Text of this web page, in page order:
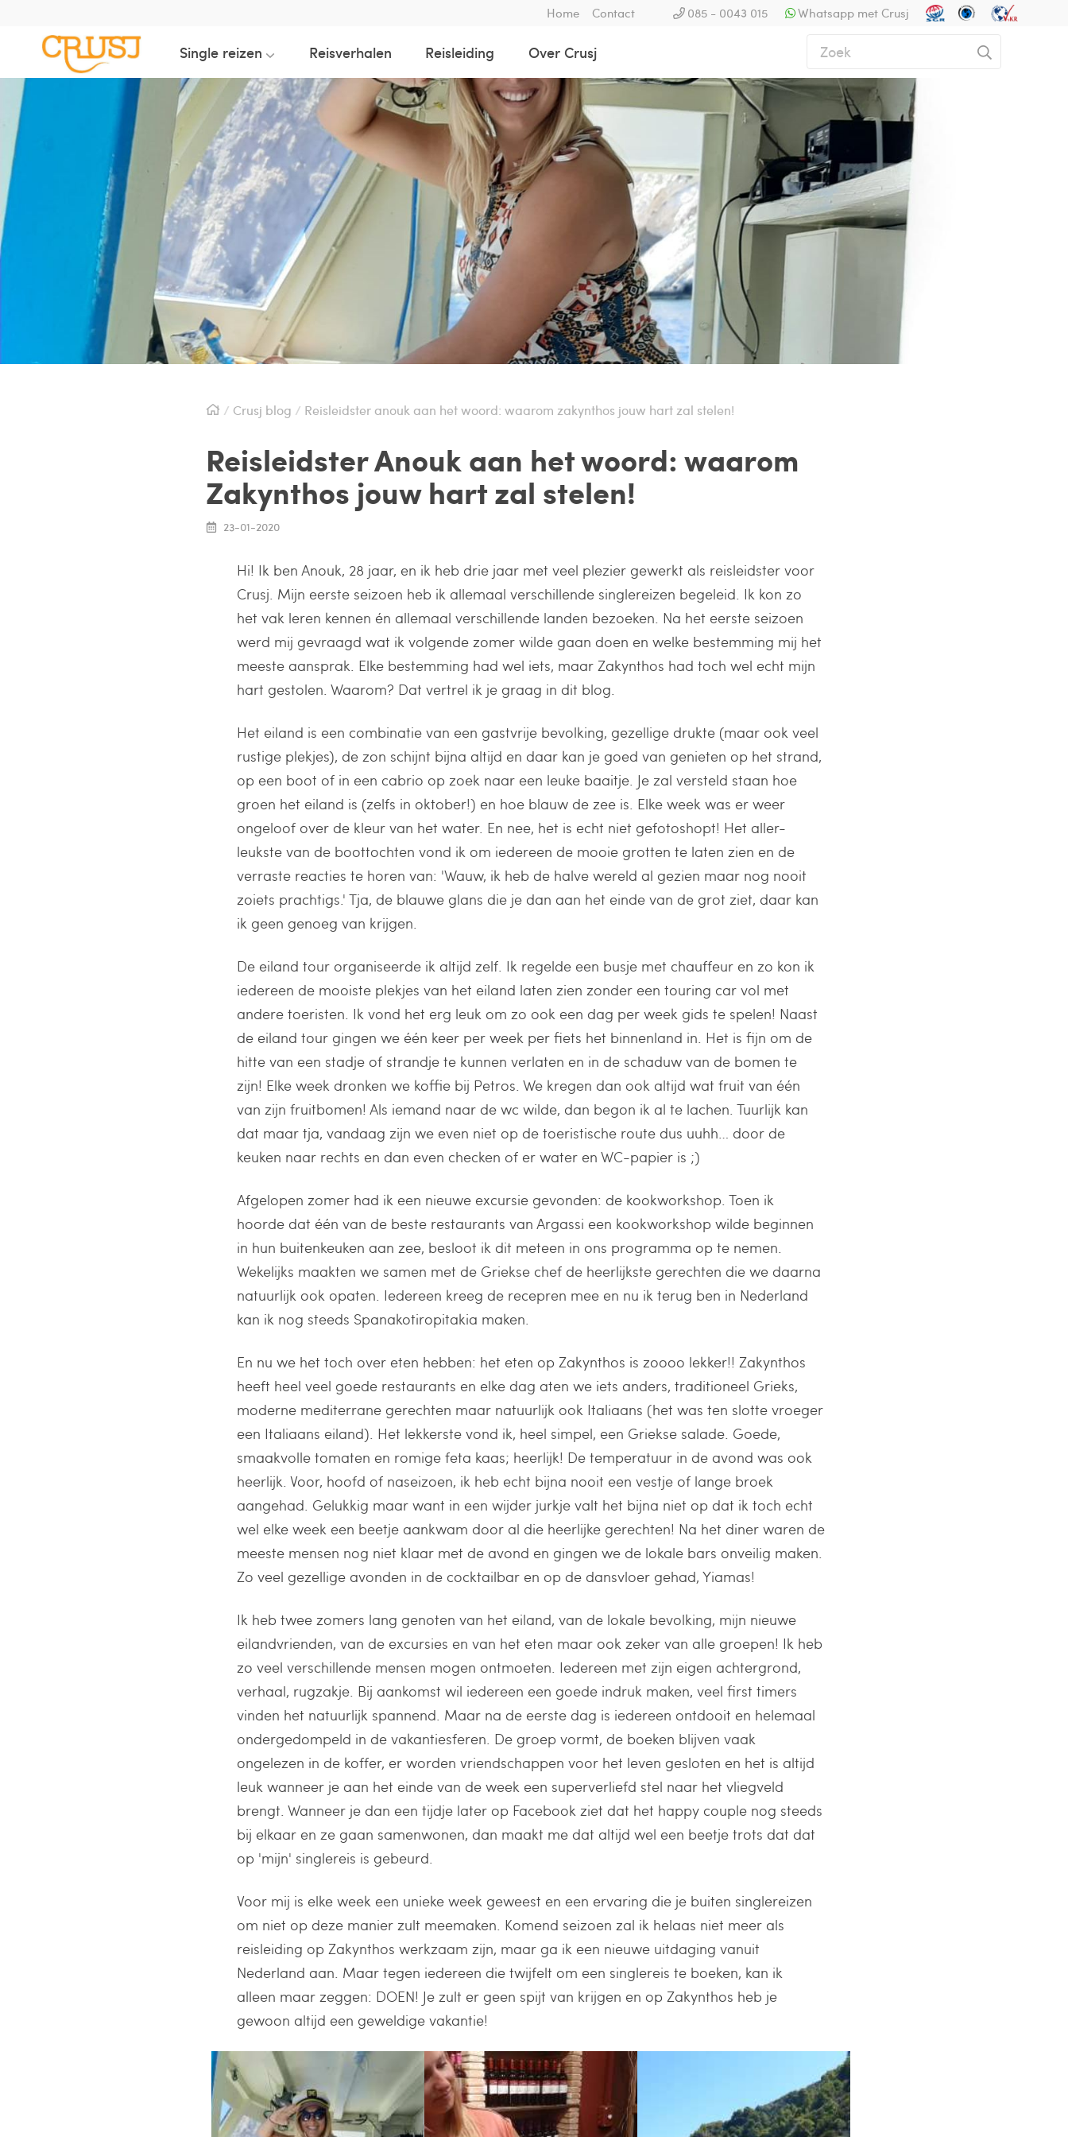
Home Contact 085 - 0043 015 Whatsapp met Crusj
Single reizen Reisverhalen Reisleiding Over Crusj
Crusj blog Reisleidster anouk aan het woord: waarom zakynthos jouw hart zal stelen!
Reisleidster Anouk aan het woord: waarom
Zakynthos jouw hart zal stelen!
23-01-2020
Hi! Ik ben Anouk, 28 jaar, en ik heb drie jaar met veel plezier gewerkt als reisleidster voor
Crusj. Mijn eerste seizoen heb ik allemaal verschillende singlereizen begeleid. Ik kon zo
het vak leren kennen én allemaal verschillende landen bezoeken. Na het eerste seizoen
werd mij gevraagd wat ik volgende zomer wilde gaan doen en welke bestemming mij het
meeste aansprak. Elke bestemming had wel iets, maar Zakynthos had toch wel echt mijn
hart gestolen. Waarom? Dat vertrel ik je graag in dit blog.
Het eiland is een combinatie van een gastvrije bevolking, gezellige drukte (maar ook veel
rustige plekjes), de zon schijnt bijna altijd en daar kan je goed van genieten op het strand,
op een boot of in een cabrio op zoek naar een leuke baaitje. Je zal versteld staan hoe
groen het eiland is (zelfs in oktober!) en hoe blauw de zee is. Elke week was er weer
ongeloof over de kleur van het water. En nee, het is echt niet gefotoshopt! Het aller-
leukste van de boottochten vond ik om iedereen de mooie grotten te laten zien en de
verraste reacties te horen van: 'Wauw, ik heb de halve wereld al gezien maar nog nooit
zoiets prachtigs.' Tja, de blauwe glans die je dan aan het einde van de grot ziet, daar kan
ik geen genoeg van krijgen.
De eiland tour organiseerde ik altijd zelf. Ik regelde een busje met chauffeur en zo kon ik
iedereen de mooiste plekjes van het eiland laten zien zonder een touring car vol met
andere toeristen. Ik vond het erg leuk om zo ook een dag per week gids te spelen! Naast
de eiland tour gingen we één keer per week per fiets het binnenland in. Het is fijn om de
hitte van een stadje of strandje te kunnen verlaten en in de schaduw van de bomen te
zijn! Elke week dronken we koffie bij Petros. We kregen dan ook altijd wat fruit van één
van zijn fruitbomen! Als iemand naar de wc wilde, dan begon ik al te lachen. Tuurlijk kan
dat maar tja, vandaag zijn we even niet op de toeristische route dus uuhh… door de
keuken naar rechts en dan even checken of er water en WC-papier is ;)
Afgelopen zomer had ik een nieuwe excursie gevonden: de kookworkshop. Toen ik
hoorde dat één van de beste restaurants van Argassi een kookworkshop wilde beginnen
in hun buitenkeuken aan zee, besloot ik dit meteen in ons programma op te nemen.
Wekelijks maakten we samen met de Griekse chef de heerlijkste gerechten die we daarna
natuurlijk ook opaten. Iedereen kreeg de recepren mee en nu ik terug ben in Nederland
kan ik nog steeds Spanakotiropitakia maken.
En nu we het toch over eten hebben: het eten op Zakynthos is zoooo lekker!! Zakynthos
heeft heel veel goede restaurants en elke dag aten we iets anders, traditioneel Grieks,
moderne mediterrane gerechten maar natuurlijk ook Italiaans (het was ten slotte vroeger
een Italiaans eiland). Het lekkerste vond ik, heel simpel, een Griekse salade. Goede,
smaakvolle tomaten en romige feta kaas; heerlijk! De temperatuur in de avond was ook
heerlijk. Voor, hoofd of naseizoen, ik heb echt bijna nooit een vestje of lange broek
aangehad. Gelukkig maar want in een wijder jurkje valt het bijna niet op dat ik toch echt
wel elke week een beetje aankwam door al die heerlijke gerechten! Na het diner waren de
meeste mensen nog niet klaar met de avond en gingen we de lokale bars onveilig maken.
Zo veel gezellige avonden in de cocktailbar en op de dansvloer gehad, Yiamas!
Ik heb twee zomers lang genoten van het eiland, van de lokale bevolking, mijn nieuwe
eilandvrienden, van de excursies en van het eten maar ook zeker van alle groepen! Ik heb
zo veel verschillende mensen mogen ontmoeten. Iedereen met zijn eigen achtergrond,
verhaal, rugzakje. Bij aankomst wil iedereen een goede indruk maken, veel first timers
vinden het natuurlijk spannend. Maar na de eerste dag is iedereen ontdooit en helemaal
ondergedompeld in de vakantiesferen. De groep vormt, de boeken blijven vaak
ongelezen in de koffer, er worden vriendschappen voor het leven gesloten en het is altijd
leuk wanneer je aan het einde van de week een superverliefd stel naar het vliegveld
brengt. Wanneer je dan een tijdje later op Facebook ziet dat het happy couple nog steeds
bij elkaar en ze gaan samenwonen, dan maakt me dat altijd wel een beetje trots dat dat
op 'mijn' singlereis is gebeurd.
Voor mij is elke week een unieke week geweest en een ervaring die je buiten singlereizen
om niet op deze manier zult meemaken. Komend seizoen zal ik helaas niet meer als
reisleiding op Zakynthos werkzaam zijn, maar ga ik een nieuwe uitdaging vanuit
Nederland aan. Maar tegen iedereen die twijfelt om een singlereis te boeken, kan ik
alleen maar zeggen: DOEN! Je zult er geen spijt van krijgen en op Zakynthos heb je
gewoon altijd een geweldige vakantie!